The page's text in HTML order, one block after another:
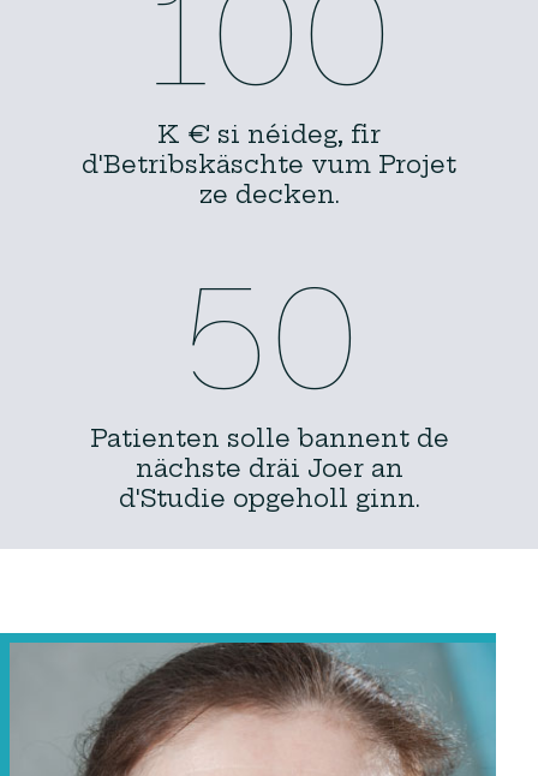
100
K € si néideg, fir
d'Betribskäschte vum Projet
ze decken.
50
Patienten solle bannent de
nächste dräi Joer an
d'Studie opgeholl ginn.